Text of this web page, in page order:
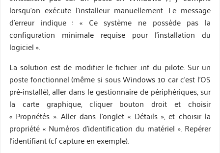
lorsqu’on exécute l’installeur manuellement. Le message
d’erreur indique : « Ce système ne possède pas la
configuration minimale requise pour l’installation du
logiciel ».
La solution est de modifier le fichier .inf du pilote. Sur un
poste fonctionnel (même si sous Windows 10 car c’est l’OS
pré-installé), aller dans le gestionnaire de périphériques, sur
la carte graphique, cliquer bouton droit et choisir
« Propriétés ». Aller dans l’onglet « Détails », et choisir la
propriété « Numéros d’identification du matériel ». Repérer
l’identifiant (cf capture en exemple).